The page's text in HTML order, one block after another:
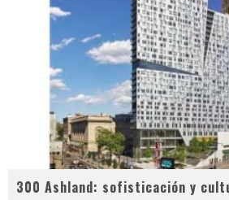
300 Ashland: sofisticación y